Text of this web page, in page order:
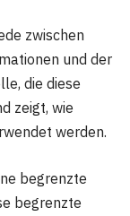
zwischen
und der
die diese
zeigt, wie
werden.
begrenzte
begrenzte